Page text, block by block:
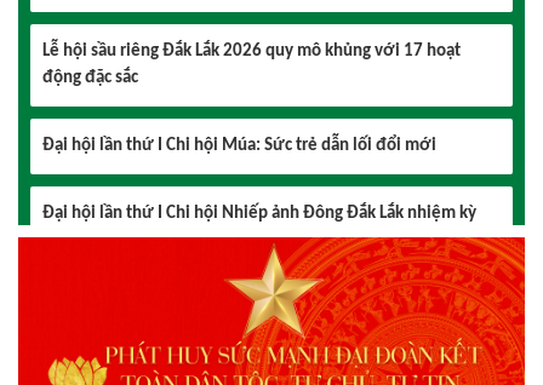
động đặc sắc
Đại hội lần thứ I Chi hội Múa: Sức trẻ dẫn lối đổi mới
Đại hội lần thứ I Chi hội Nhiếp ảnh Đông Đắk Lắk nhiệm kỳ
2026 – 2031 thành công tốt đẹp
Chi hội Âm nhạc Đông Đắk Lắk tổ chức Đại hội lần thứ I,